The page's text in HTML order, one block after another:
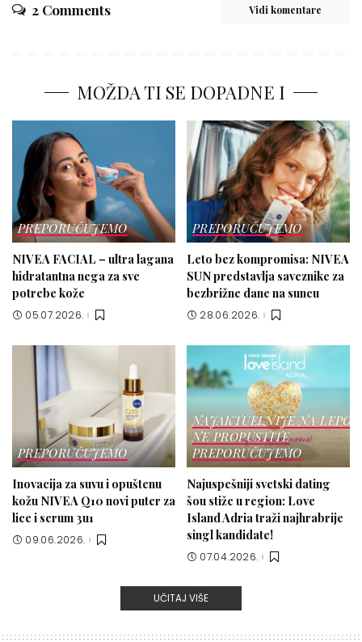
2 Comments Vidi komentare
MOŽDA TI SE DOPADNE I
PREPORUČUJEMO
NIVEA FACIAL – ultra lagana
hidratantna nega za sve
potrebe kože
05.07.2026.
PREPORUČUJEMO
Leto bez kompromisa: NIVEA
SUN predstavlja saveznike za
bezbrižne dane na suncu
28.06.2026.
PREPORUČUJEMO
Inovacija za suvu i opuštenu
kožu NIVEA Q10 novi puter za
lice i serum 3u1
09.06.2026.
NAJAKTUELNIJE NA
NE PROPUSTITE
PREPORUČUJEMO
Najuspešniji svetski dating
šou stiže u region: Love
Island Adria traži najhrabrije
singl kandidate!
07.04.2026.
UČITAJ VIŠE